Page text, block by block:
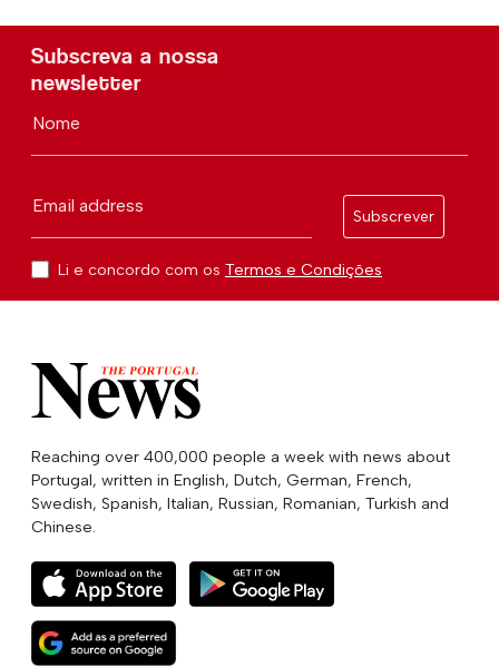
Subscreva a nossa
newsletter
Nome
Email address
Subscrever
Li e concordo com os Termos e Condições
Reaching over 400,000 people a week with news about
Portugal, written in English, Dutch, German, French,
Swedish, Spanish, Italian, Russian, Romanian, Turkish and
Chinese.